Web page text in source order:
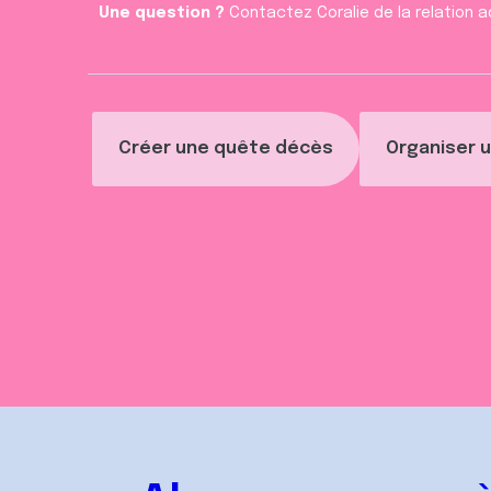
Créer une quête décès Organiser
Une question ? Contactez Coralie de la relation